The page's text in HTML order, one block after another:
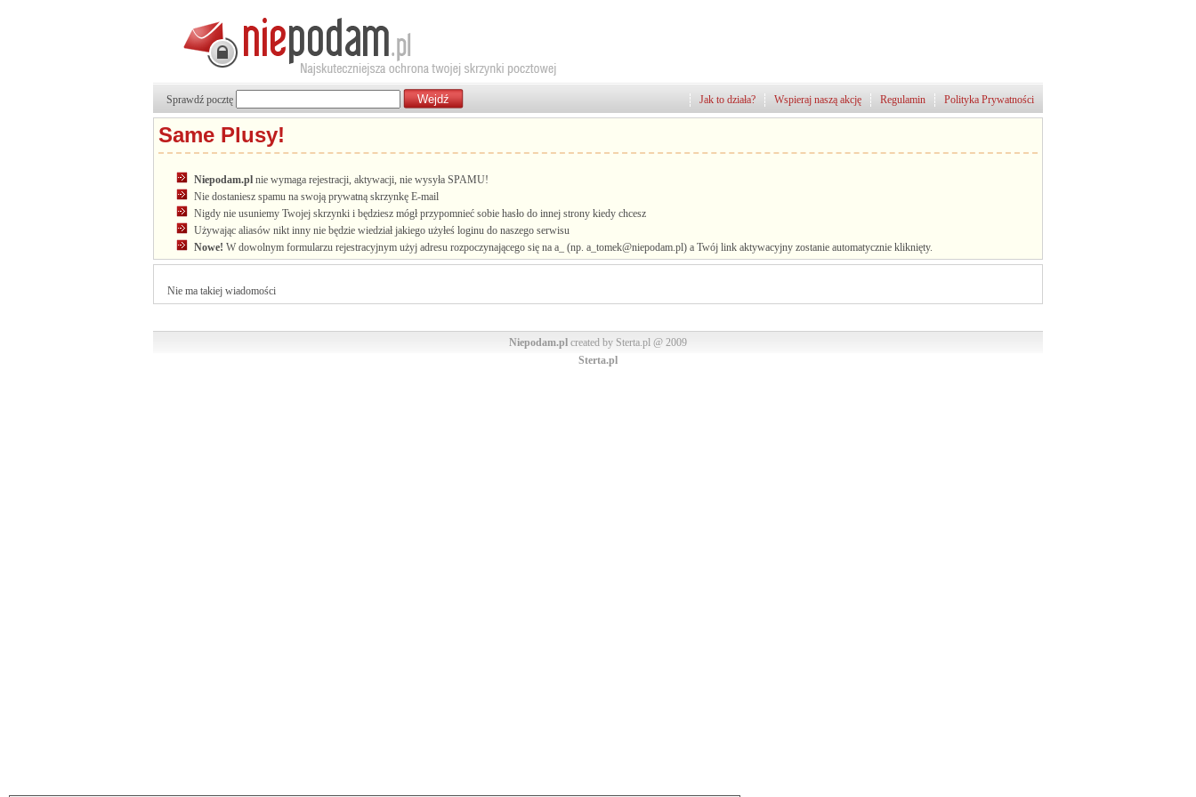
Polityka Prywatności
Regulamin
Wspieraj naszą akcję
Jak to działa?
Sprawdź pocztę
Same Plusy!
Niepodam.pl nie wymaga rejestracji, aktywacji, nie wysyła SPAMU!
Nie dostaniesz spamu na swoją prywatną skrzynkę E-mail
Nigdy nie usuniemy Twojej skrzynki i będziesz mógł przypomnieć sobie hasło do innej strony kiedy chcesz
Używając aliasów nikt inny nie będzie wiedział jakiego użyłeś loginu do naszego serwisu
Nowe! W dowolnym formularzu rejestracyjnym użyj adresu rozpoczynającego się na a_ (np. a_tomek@niepodam.pl) a Twój link aktywacyjny zostanie automatycznie kliknięty.
Nie ma takiej wiadomości
Niepodam.pl created by Sterta.pl @ 2009
Sterta.pl